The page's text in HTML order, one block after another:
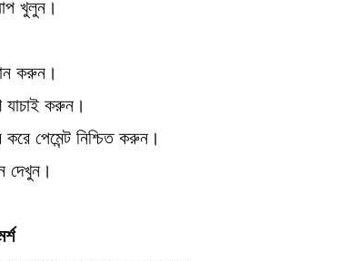
খুলুন।
করুন।
যাচাই করুন।
পেমেন্ট নিশ্চিত করুন।
দেখুন।